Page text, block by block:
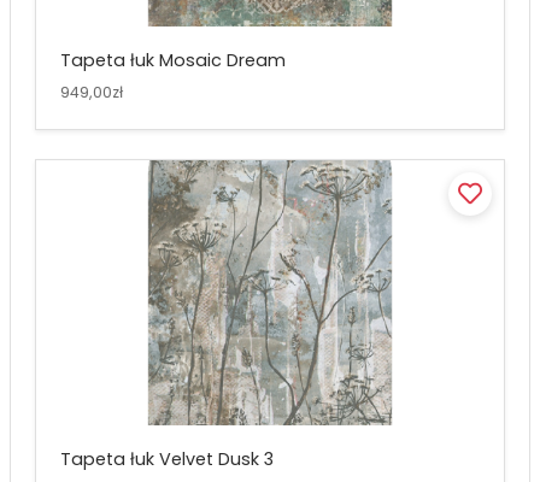
Tapeta łuk Mosaic Dream
949,00zł
Tapeta łuk Velvet Dusk 3